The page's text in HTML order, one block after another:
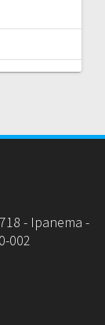
- Ipanema -
002